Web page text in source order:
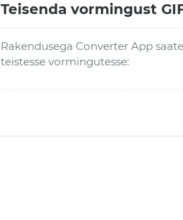
Teisenda vormingust
Rakendusega Converter App
teistesse vormingutesse: